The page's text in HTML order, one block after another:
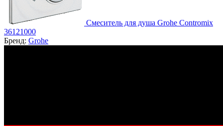
Смеситель для душа Grohe Contromix
36121000
Бренд: Grohe